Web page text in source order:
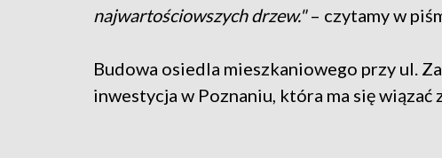
najwartościowszych drzew."– czytamy w
Budowa osiedla mieszkaniowego przy ul.
inwestycja w Poznaniu, która ma się wiązać